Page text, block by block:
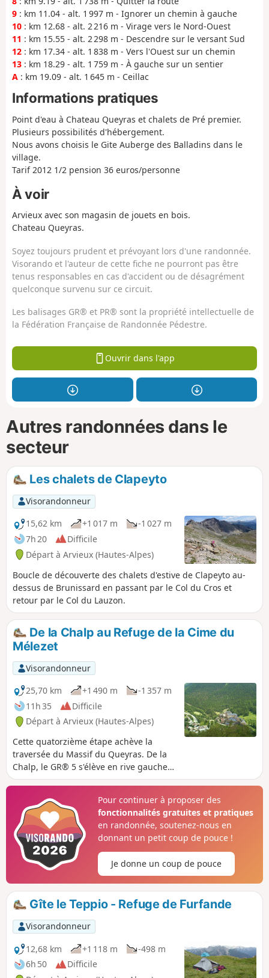
9 : km 11.04 - alt. 1 997 m - Ignorer un chemin à gauche
10 : km 12.68 - alt. 2 216 m - Virage vers le Nord-Ouest
11 : km 15.55 - alt. 2 298 m - Descendre sur le versant Sud
12 : km 17.34 - alt. 1 838 m - Vers l'Ouest sur un chemin
13 : km 18.29 - alt. 1 759 m - À gauche sur un sentier
A : km 19.09 - alt. 1 645 m - Ceillac
Informations pratiques
Point d'eau à Chateau Queyras et chalets de Pré premier.
Plusieurs possibilités d'hébergement.
Nous avons choisis le Gite Auberge des Balladins dans le
village.
Tarif 2012 1/2 pension 36 euros/personne
À voir
Arvieux avec son magasin de jouets en bois.
Chateau Queyras.
Soyez toujours prudent et prévoyant lors d'une randonnée.
Visorando et l'auteur de cette fiche ne pourront pas être
tenus responsables en cas d'accident ou de désagrément
quelconque survenu sur ce circuit.
Les balisages GR® et PR® sont la propriété intellectuelle de
la Fédération Française de Randonnée Pédestre.
Ouvrir dans l'app
Autres randonnées dans le
secteur
Les chalets de Clapeyto
Visorandonneur
15,62 km
+1 017 m
-1 027 m
7h 20
Difficile
Départ à Arvieux (Hautes-Alpes)
Boucle de découverte des chalets d'estive de Clapeyto au-
dessus de Brunissard en passant par le Col du Cros et
retour par le Col du Lauzon.
De la Chalp au Refuge de la Cime du
Mélezet
Visorandonneur
25,70 km
+1 490 m
-1 357 m
11h 35
Difficile
Départ à Arvieux (Hautes-Alpes)
Cette quatorzième étape achève la
traversée du Massif du Queyras. De la
Chalp, le GR® 5 s'élève en rive gauche
du Torrent de l'Izoard au dessus
Maisons. De là il rallie le lac de Roue
avant de plonger sur Chateau-Queyras.
L'itinéraire gravit la pente raide du
versant opposé en rive droite du Torrent
de Bramousse, rejoint une route dans
un lacet et la laisse au suivant. Il
rejoint la crête séparant les vallons de
Bramousse et de Riou Vert et à flanc de
pente sous les pointes de la Selle et de
Rasis gagne le Col Fromage. Le sentier
plonge en rive droite du Ravin de Rasis
pour parvenir au Villard avant d'arriver
à Ceillac d'où il longe le Torrent du
Pour continuer à proposer des
fonctionnalités gratuites et pratiques
en randonnée, soutenez-nous en
donnant un petit coup de pouce !
Je donne un coup de pouce
Gîte le Teppio - Refuge de Furfande
Visorandonneur
12,68 km
+1 118 m
-498 m
6h 50
Difficile